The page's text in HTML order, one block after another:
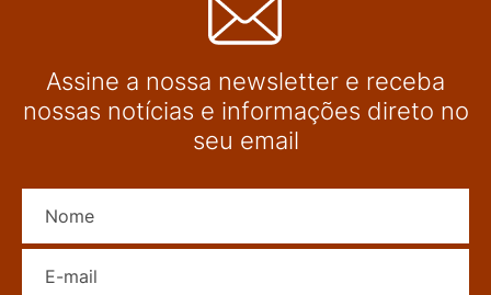
Assine a nossa newsletter e receba
nossas notícias e informações direto no
seu email